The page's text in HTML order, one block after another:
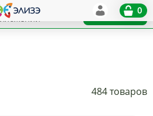
Установить
0
484 товаров